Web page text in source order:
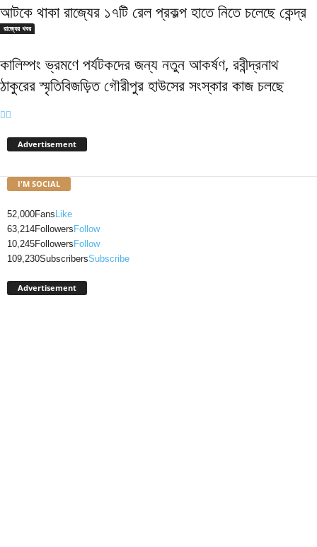
আটকে থাকা রাজ্যের ১৭টি রেল প্রকল্প হাতে নিতে চলেছে কেন্দ্র
রাজ্যের খবর
কালিম্পং ভ্রমণে পর্যটকদের জন্য নতুন আকর্ষণ, রবীন্দ্রনাথ
ঠাকুরের স্মৃতিবিজড়িত গৌরীপুর হাউসের সংস্কার কাজ চলছে
Advertisement
I'M SOCIAL
52,000Fans Like
63,214Followers Follow
10,245Followers Follow
109,230SubscribersSubscribe
Advertisement